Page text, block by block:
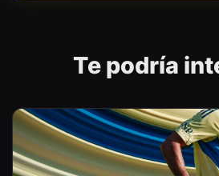
Te podría